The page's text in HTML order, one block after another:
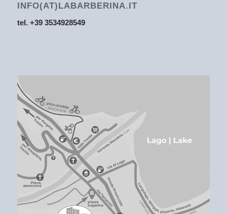
INFO(AT)LABARBERINA.IT
tel. +39 3534928549